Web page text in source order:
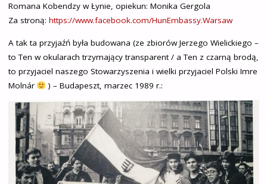
Romana Kobendzy w Łynie, opiekun: Monika Gergola
Za stroną: https://www.facebook.com/HunEmbassy.Warsaw
A tak ta przyjaźń była budowana (ze zbiorów Jerzego Wielickiego –
to Ten w okularach trzymający transparent / a Ten z czarną brodą,
to przyjaciel naszego Stowarzyszenia i wielki przyjaciel Polski Imre
Molnár
) – Budapeszt, marzec 1989 r.: